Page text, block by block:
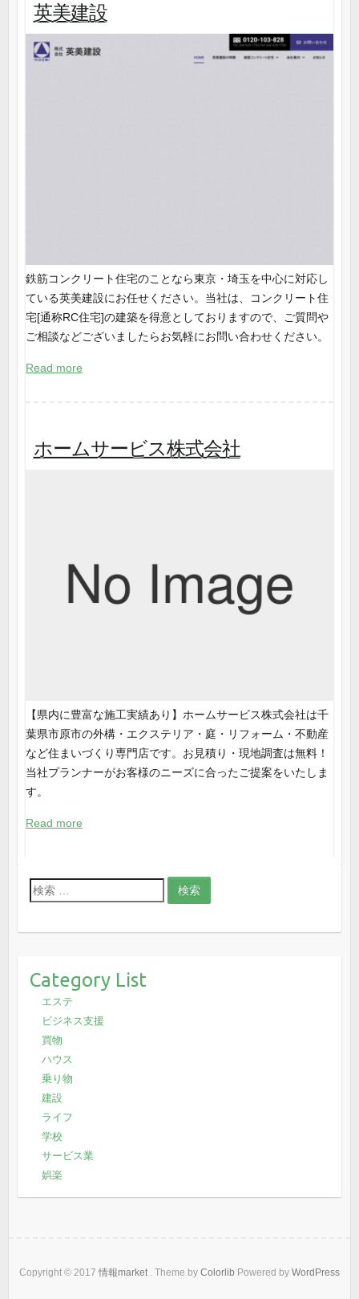
英美建設
鉄筋コンクリート住宅のことなら東京・埼玉を中心に対応し
ている英美建設にお任せください。当社は、コンクリート住
宅[通称RC住宅]の建築を得意としておりますので、ご質問や
ご相談などございましたらお気軽にお問い合わせください。
Read more
ホームサービス株式会社
【県内に豊富な施工実績あり】ホームサービス株式会社は千
葉県市原市の外構・エクステリア・庭・リフォーム・不動産
など住まいづくり専門店です。お見積り・現地調査は無料！
当社プランナーがお客様のニーズに合ったご提案をいたしま
す。
Read more
検
索
Category List
エステ
ビジネス支援
買物
ハウス
乗り物
建設
ライフ
学校
サービス業
娯楽
Copyright © 2017 情報market. Theme by Colorlib Powered by WordPress